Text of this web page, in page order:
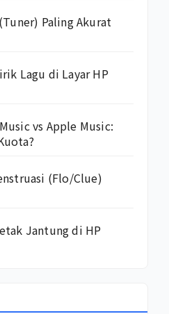
Paling Akurat
Lagu di Layar HP
vs Apple Music:
(Flo/Clue)
Jantung di HP